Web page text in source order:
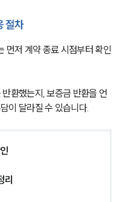
절차
먼저 계약 종료 시점부터 확인
환했는지, 보증금 반환을 언
이 달라질 수 있습니다.
리